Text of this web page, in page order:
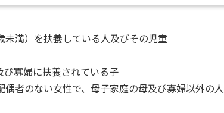
満）を扶養している人及びその児童
寡婦に扶養されている子
者のない女性で、母子家庭の母及び寡婦以外の人